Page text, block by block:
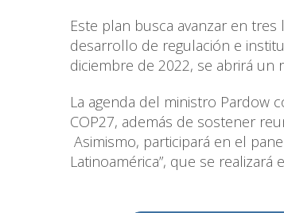
Este plan busca avanzar en
desarrollo de regulación e
diciembre de 2022, se abrirá un
La agenda del ministro Pardow
COP27, además de sostener
Asimismo, participará en el
Latinoamérica”, que se